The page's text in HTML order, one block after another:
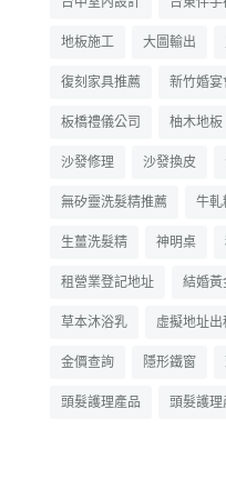
地板施工 大圖輸出
復刻家具推薦 新竹婚宴
板橋禮儀公司 柚木地板
沙發修理 沙發換皮
無矽靈洗髮精推薦 牛軋
生薑洗髮精 神明桌
租營業登記地址 結婚黃
草本沐浴乳 虛擬地址出
金價查詢 隱形鐵窗
頭髮護理產品 頭髮護